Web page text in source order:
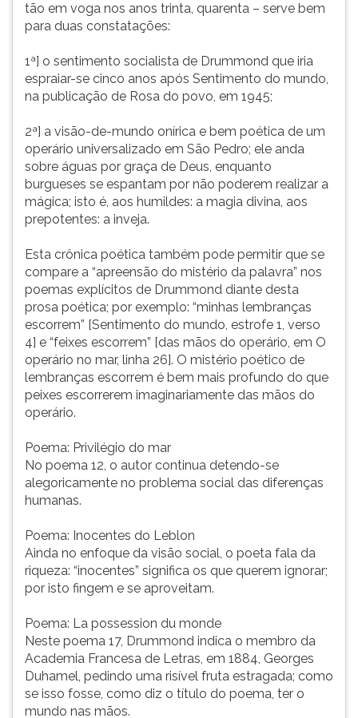
tão em voga nos anos trinta, quarenta – serve bem
para duas constatações:
1ª] o sentimento socialista de Drummond que iria
espraiar-se cinco anos após Sentimento do mundo,
na publicação de Rosa do povo, em 1945;
2ª] a visão-de-mundo onírica e bem poética de um
operário universalizado em São Pedro; ele anda
sobre águas por graça de Deus, enquanto
burgueses se espantam por não poderem realizar a
mágica; isto é, aos humildes: a magia divina, aos
prepotentes: a inveja.
Esta crônica poética também pode permitir que se
compare a “apreensão do mistério da palavra” nos
poemas explícitos de Drummond diante desta
prosa poética; por exemplo: “minhas lembranças
escorrem” [Sentimento do mundo, estrofe 1, verso
4] e “feixes escorrem” [das mãos do operário, em O
operário no mar, linha 26]. O mistério poético de
lembranças escorrem é bem mais profundo do que
peixes escorrerem imaginariamente das mãos do
operário.
Poema: Privilégio do mar
No poema 12, o autor continua detendo-se
alegoricamente no problema social das diferenças
humanas.
Poema: Inocentes do Leblon
Ainda no enfoque da visão social, o poeta fala da
riqueza: “inocentes” significa os que querem ignorar;
por isto fingem e se aproveitam.
Poema: La possession du monde
Neste poema 17, Drummond indica o membro da
Academia Francesa de Letras, em 1884, Georges
Duhamel, pedindo uma risível fruta estragada; como
se isso fosse, como diz o título do poema, ter o
mundo nas mãos.